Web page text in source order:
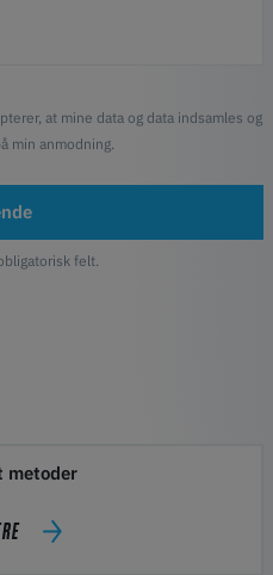
at mine data og data indsamles og
min anmodning.
felt.
metoder